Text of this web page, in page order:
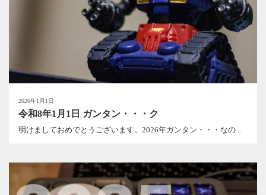
2026年1月1日
令和8年1月1日 ガンタン・・・ク
明けましておめでとうございます。2026年ガンタン・・・なの...